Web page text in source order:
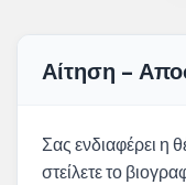
Αίτηση -
Σας ενδιαφέρει η
στείλετε το